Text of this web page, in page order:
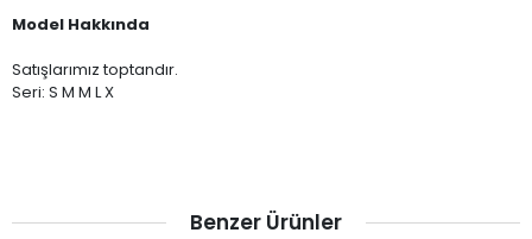
Model Hakkında
Satışlarımız toptandır.
Seri: S M M L X
Benzer Ürünler